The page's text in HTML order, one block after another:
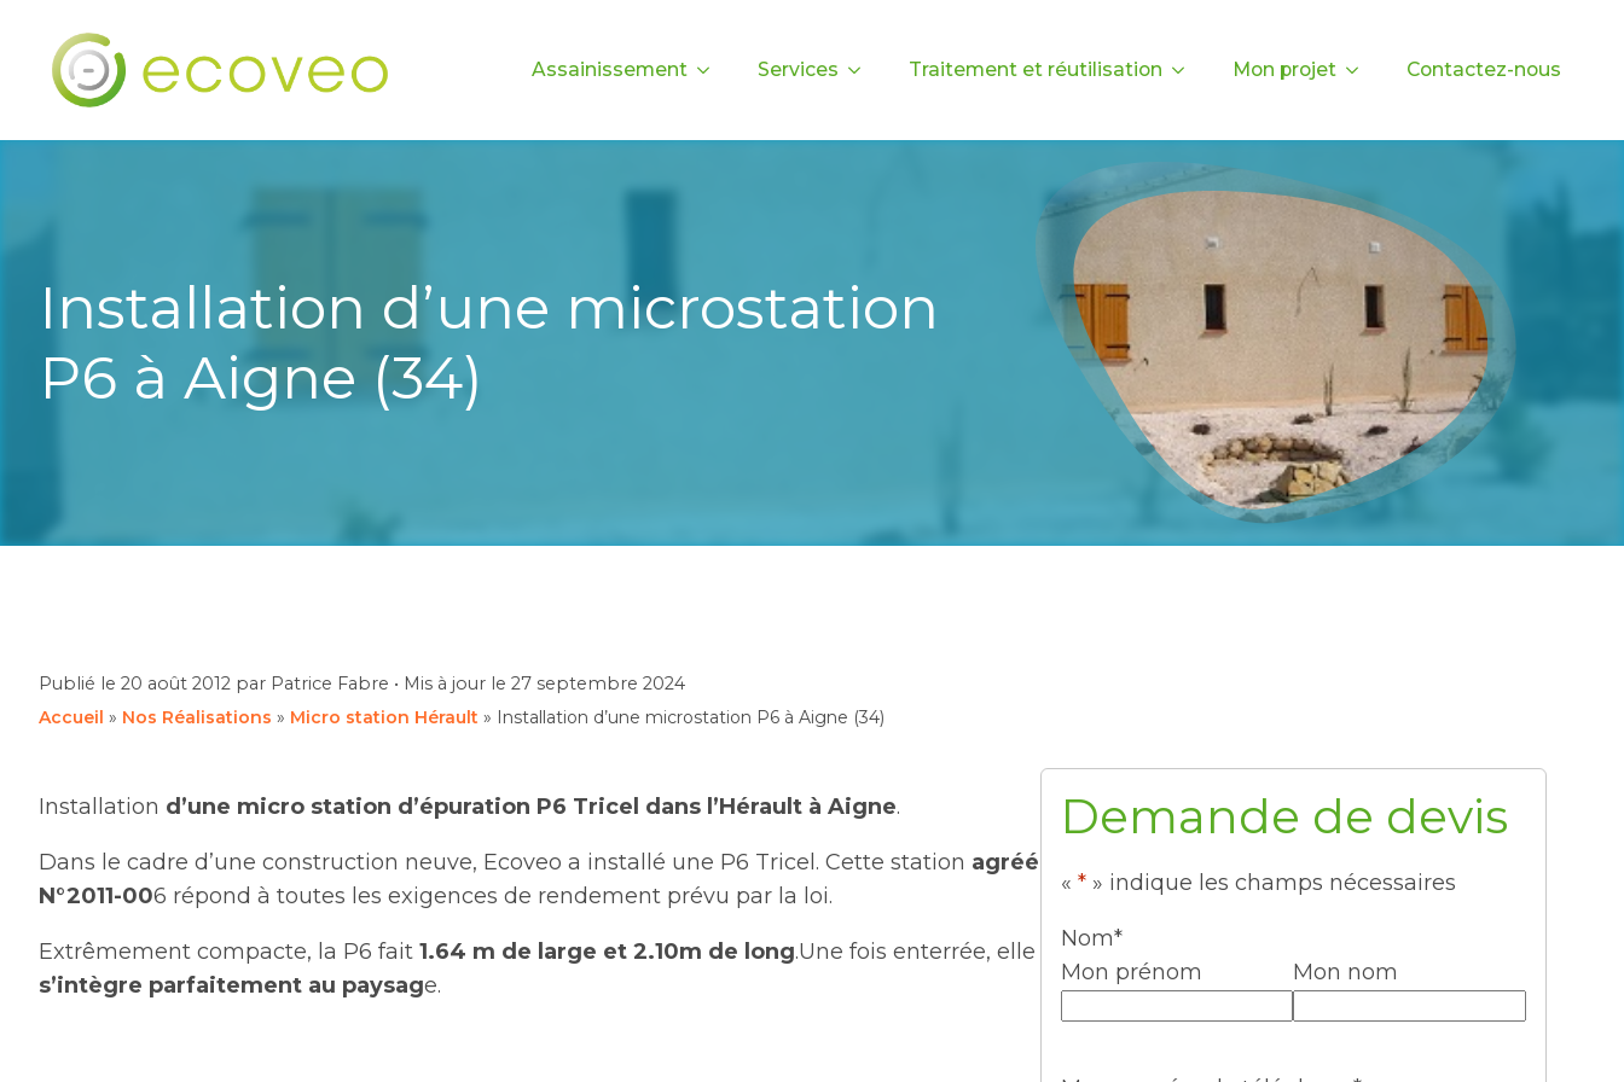
Assainissement Services Traitement et réutilisation Mon projet Contactez-nous
Installation d’une microstation
P6 à Aigne (34)
Publié le 20 août 2012 par Patrice Fabre • Mis à jour le 27 septembre 2024
Accueil » Nos Réalisations » Micro station Hérault » Installation d’une microstation P6 à Aigne (34)
Installation d’une micro station d’épuration P6 Tricel dans l’Hérault à Aigne.
Dans le cadre d’une construction neuve, Ecoveo a installé une P6 Tricel. Cette station agréé
N°2011-006 répond à toutes les exigences de rendement prévu par la loi.
Extrêmement compacte, la P6 fait 1.64 m de large et 2.10m de long.Une fois enterrée, elle
s’intègre parfaitement au paysage.
Demande de devis
« *» indique les champs nécessaires
Nom*
Mon prénom
Mon nom